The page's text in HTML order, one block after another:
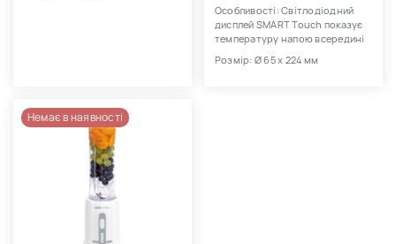
Особливості: Світлодіодний
дисплей SMART Touch показує
температуру напою всередині
Розмір: Ø 65 x 224 мм
Немає в наявності